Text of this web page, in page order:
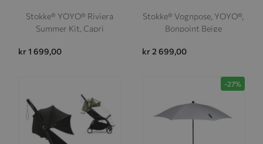
Stokke® YOYO® Riviera
Summer Kit, Capri
kr 1 699,00
Stokke® Vognpose, YOYO®,
Bonpoint Beige
kr 2 699,00
-27%